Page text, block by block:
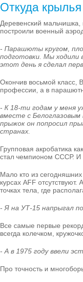
Откуда крылья
Деревенский
построили военный
- Парашюты кругом,
подготовки. Мы ходили
этот день я сделал
Окончив восьмой класс,
профессии, а в
- К 18-ти годам у меня
вместе с
прыжок он попросил
странах.
Групповая акробатика
стал чемпионом СССР. И
Мало кто из
курсах AFF
точках тела, где
- Я на УТ-15 напрыгал
Все самые первые
всегда колечком,
- А в 1975 году ввели
Про точность и